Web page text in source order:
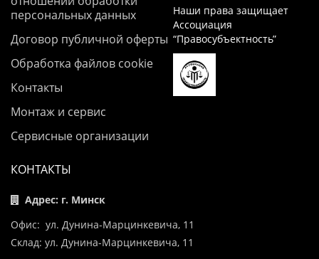
персональных данных
Договор публичной оферты
Обработка файлов cookie
Контакты
Монтаж и сервис
Сервисные организации
Наши права защищает
Ассоциация
“Правосубъектность”
КОНТАКТЫ
Адрес: г. Минск
Офис: ул. Дунина-Марцинкевича, 11
Склад: ул. Дунина-Марцинкевича, 11